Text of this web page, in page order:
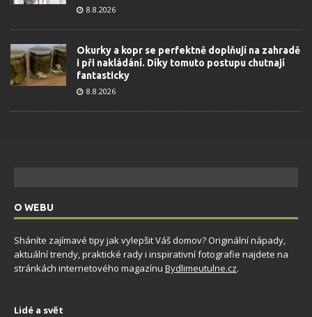
8.8.2026
Okurky a kopr se perfektně doplňují na zahradě
i při nakládání. Díky tomuto postupu chutnají
fantasticky
8.8.2026
O WEBU
Sháníte zajímavé tipy jak vylepšit Váš domov? Originální nápady,
aktuální trendy, praktické rady i inspirativní fotografie najdete na
stránkách internetového magazínu Bydlimeutulne.cz.
Lidé a svět